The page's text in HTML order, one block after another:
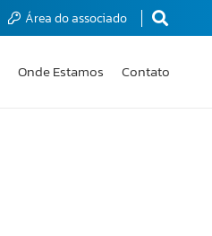
Área do associado
Onde Estamos Contato